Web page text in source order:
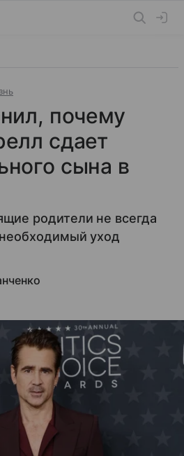
почему
сдает
сына в
родители не всегда
уход